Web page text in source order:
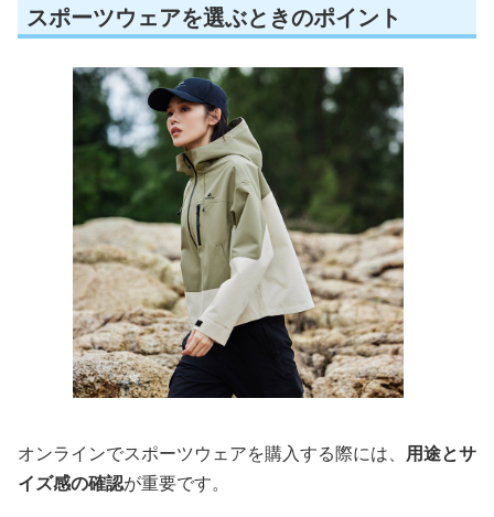
スポーツウェアを選ぶときのポイント
オンラインでスポーツウェアを購入する際には、 用途とサ
イズ感の確認が重要です。